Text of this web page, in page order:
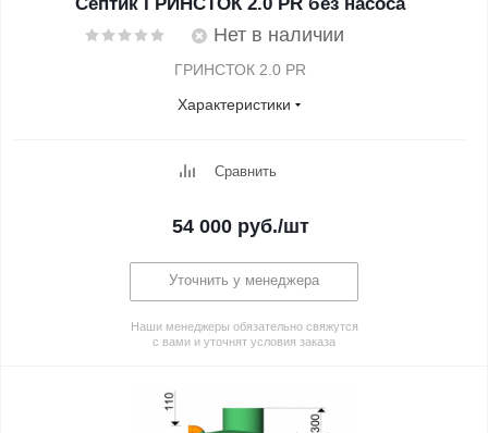
Нет в наличии
ГРИНСТОК 2.0 PR
Характеристики
Сравнить
54 000руб./шт
Уточнить у менеджера
Наши менеджеры обязательно свяжутся
с вами и уточнят условия заказа